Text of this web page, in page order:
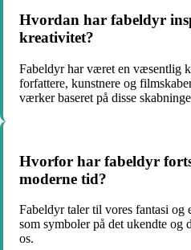
Hvordan har fabeldyr
kreativitet?
Fabeldyr har været en væsentlig
forfattere, kunstnere og
værker baseret på disse
Hvorfor har fabeldyr
moderne tid?
Fabeldyr taler til vores fantasi og
som symboler på det ukendte og
os.